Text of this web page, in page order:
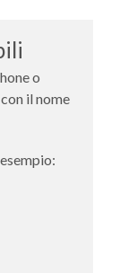
o
il nome